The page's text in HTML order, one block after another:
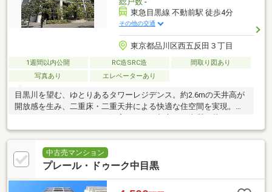
東急目黒線 不動前駅 徒歩4分
その他の交通
東京都品川区西五反田３丁目
1週間以内公開 RC造SRC造
間取り図あり
写真あり
エレベーターあり
目黒川を望む、ゆとりあるタワーレジデンス。約2.6mの天井高が
開放感を生み、二重床・二重天井による快適な住空間を実現。フ
支える設備も充実。
中古売マンション
プレール・ドゥーク中目黒